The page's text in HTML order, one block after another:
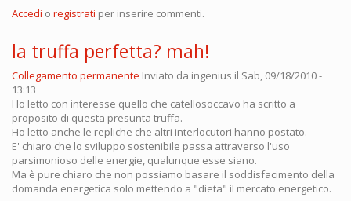
Accedi o registrati per inserire commenti.
la truffa perfetta? mah!
Collegamento permanente Inviato da ingenius il Sab, 09/18/2010 -
13:13
Ho letto con interesse quello che catellosoccavo ha scritto a
proposito di questa presunta truffa.
Ho letto anche le repliche che altri interlocutori hanno postato.
E' chiaro che lo sviluppo sostenibile passa attraverso l'uso
parsimonioso delle energie, qualunque esse siano.
Ma è pure chiaro che non possiamo basare il soddisfacimento della
domanda energetica solo mettendo a "dieta" il mercato energetico.